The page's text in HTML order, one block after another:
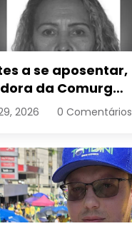
a se aposentar,
da Comurg
por bêbado
em protocolo de
2026 0 Comentários